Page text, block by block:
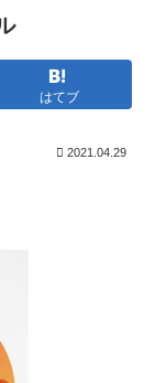
はてブ
2021.04.29